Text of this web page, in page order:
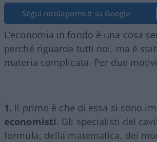
Segui nicolaporro.it su Google
L’economia in fondo è una cosa
perché riguarda tutti noi, ma è
materia complicata. Per due
1. Il primo è che di essa si sono
economisti. Gli specialisti del
formula, della matematica, dei